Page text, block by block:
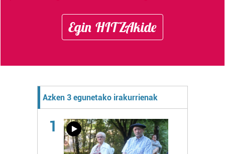
Egin HITZAkide
Azken 3 egunetako irakurrienak
1